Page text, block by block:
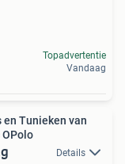
Topadvertentie
Vandaag
en Tunieken van
Details